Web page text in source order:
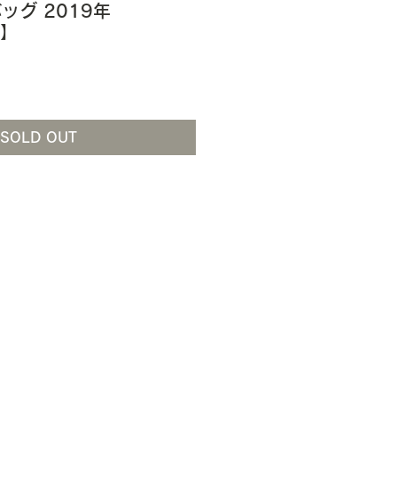
ッグ 2019年
SOLD OUT